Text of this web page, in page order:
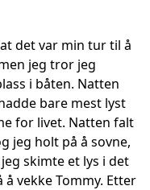
det var min tur til å
jeg tror jeg
i båten. Natten
bare mest lyst
for livet. Natten falt
jeg holt på å sovne,
skimte et lys i det
vekke Tommy. Etter